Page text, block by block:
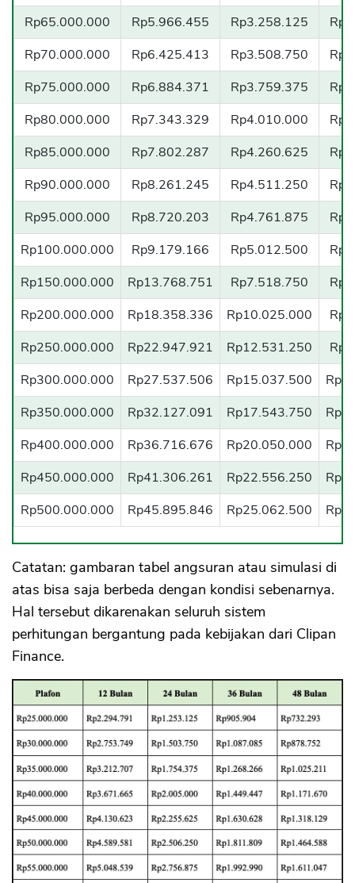
Rp65.000.000
Rp5.966.455 Rp3.258.125
Rp70.000.000
Rp6.425.413 Rp3.508.750
Rp75.000.000
Rp6.884.371 Rp3.759.375
Rp80.000.000
Rp7.343.329 Rp4.010.000
Rp85.000.000
Rp7.802.287 Rp4.260.625
Rp90.000.000
Rp8.261.245 Rp4.511.250
Rp95.000.000
Rp8.720.203 Rp4.761.875
Rp100.000.000
Rp9.179.166 Rp5.012.500
Rp150.000.000
Rp13.768.751 Rp7.518.750
Rp200.000.000
Rp18.358.336 Rp10.025.000
Rp250.000.000
Rp22.947.921 Rp12.531.250
Rp300.000.000
Rp27.537.506 Rp15.037.500
Rp350.000.000
Rp32.127.091 Rp17.543.750
Rp400.000.000
Rp36.716.676 Rp20.050.000
Rp450.000.000
Rp41.306.261 Rp22.556.250
Rp500.000.000
Rp45.895.846 Rp25.062.500
Catatan: gambaran tabel angsuran atau simulasi di
atas bisa saja berbeda dengan kondisi sebenarnya.
Hal tersebut dikarenakan seluruh sistem
perhitungan bergantung pada kebijakan dari Clipan
Finance.
OK
CANCEL